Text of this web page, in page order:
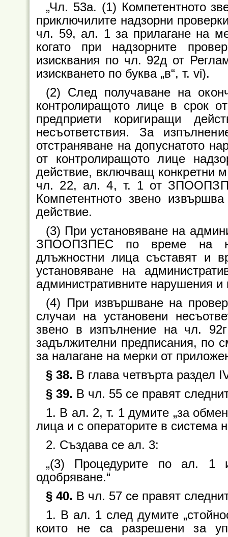
„Чл. 53а. (1) Компетентното
приключилите надзорни
чл. 59, ал. 1 за прилагане на
когато при надзорните
изисквания по чл. 92д от
изискването по буква „в“, т. vi).
(2) След получаване на
контролиращото лице в срок
предприети коригиращи
несъответствия. За
отстраняване на допуснатото
от контролиращото лице
действие, включващ конкретни
чл. 22, ал. 4, т. 1 от
Компетентното звено
действие.
(3) При установяване на
ЗПООПЗПЕС по време на
длъжностни лица съставят и
установяване на
административните нарушения и
(4) При извършване на
случаи на установени
звено в изпълнение на чл.
задължителни предписания,
за налагане на мерки от
§ 38. В глава четвърта раздел
§ 39. В чл. 55 се правят
1. В ал. 2, т. 1 думите „за
лица и с операторите в система
2. Създава се ал. 3:
„(3) Процедурите по ал. 1
одобряване.“
§ 40. В чл. 57 се правят
1. В ал. 1 след думите
които не са разрешени за